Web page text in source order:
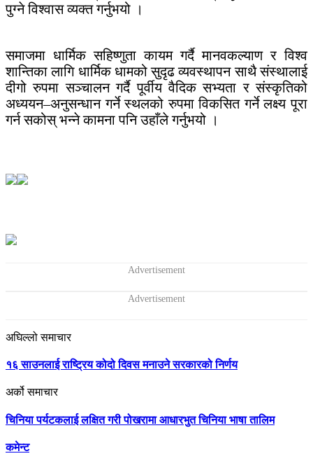
पुग्ने विश्वास व्यक्त गर्नुभयो ।
समाजमा धार्मिक सहिष्णुता कायम गर्दै मानवकल्याण र विश्व
शान्तिका लागि धार्मिक धामको सुदृढ व्यवस्थापन साथै संस्थालाई
दीगो रुपमा सञ्चालन गर्दै पूर्वीय वैदिक सभ्यता र संस्कृतिको
अध्ययन–अनुसन्धान गर्ने स्थलको रुपमा विकसित गर्ने लक्ष्य पूरा
गर्न सकोस् भन्ने कामना पनि उहाँले गर्नुभयो ।
अघिल्लो समाचार
१६ साउनलाई राष्ट्रिय कोदो दिवस मनाउने सरकारको निर्णय
अर्को समाचार
चिनिया पर्यटकलाई लक्षित गरी पोखरामा आधारभुत चिनिया भाषा तालिम
कमेन्ट